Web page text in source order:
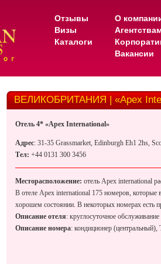
Отзывы
Визы
Каталоги
О
Вакансии
ВЕЛИКОБРИТАНИЯ | «Apex
Отель 4* «Apex International»
Адрес: 31-35 Grassmarket, Edinburgh Eh1 2hs,
Тел: +44 0131 300 3456
Месторасположение: отель Apex international
В отеле Apex international 175 номеров, которые
хорошем состоянии. В некоторых номерах есть
Описание отеля: круглосуточное
Описание номера: кондиционер (центральный),